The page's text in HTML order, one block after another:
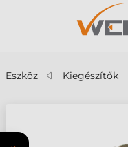
Eszköz Kiegészítők